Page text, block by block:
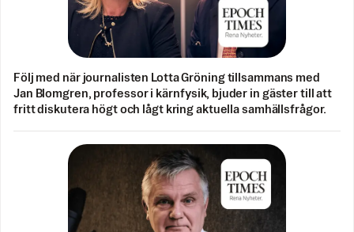
Följ med när journalisten Lotta Gröning tillsammans med
Jan Blomgren, professor i kärnfysik, bjuder in gäster till att
fritt diskutera högt och lågt kring aktuella samhällsfrågor.